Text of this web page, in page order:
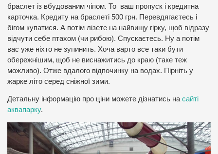
браслет із вбудованим чіпом. То ваш пропуск і кредитна
карточка. Кредиту на браслеті 500 грн. Перевдягаєтесь і
бігом купатися. А потім лізете на найвищу гірку, щоб відразу
відчути себе птахом (чи рибою). Спускаєтесь. Ну а потім
вас уже ніхто не зупинить. Хоча варто все таки бути
обережнішим, щоб не виснажитись до краю (таке теж
можливо). Отже вдалого відпочинку на водах. Пірніть у
жарке літо серед сніжної зими.
Детальну інформацію про ціни можете дізнатись насайті
аквапарку.